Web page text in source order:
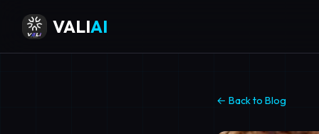
VALIAI
← Back to Blog